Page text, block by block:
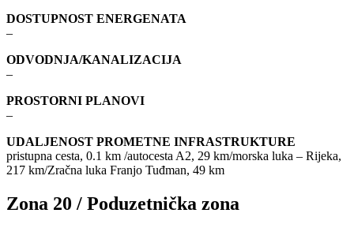
DOSTUPNOST ENERGENATA
–
ODVODNJA/KANALIZACIJA
–
PROSTORNI PLANOVI
–
UDALJENOST PROMETNE INFRASTRUKTURE
pristupna cesta, 0.1 km /autocesta A2, 29 km/morska luka – Rijeka,
217 km/Zračna luka Franjo Tuđman, 49 km
Zona 20 / Poduzetnička zona